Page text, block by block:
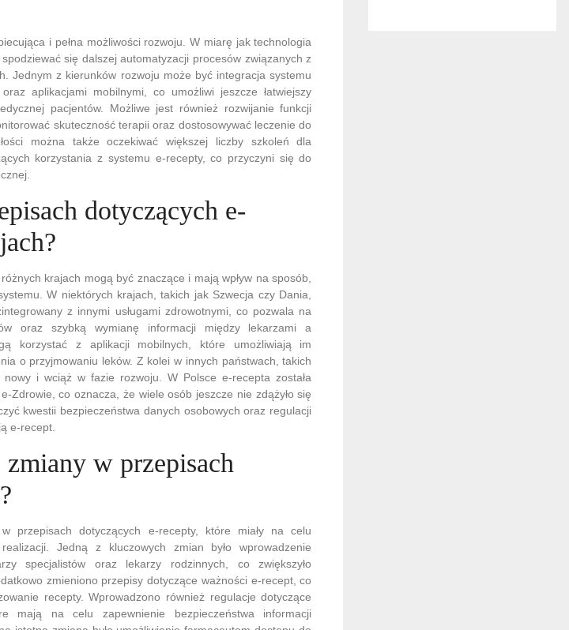
i pełna możliwości rozwoju. W miarę jak technologia
się dalszej automatyzacji procesów związanych z
Jednym z kierunków rozwoju może być integracja systemu
aplikacjami mobilnymi, co umożliwi jeszcze łatwiejszy
pacjentów. Możliwe jest również rozwijanie funkcji
skuteczność terapii oraz dostosowywać leczenie do
można także oczekiwać większej liczby szkoleń dla
korzystania z systemu e-recepty, co przyczyni się do
dotyczących e-
krajach mogą być znaczące i mają wpływ na sposób,
W niektórych krajach, takich jak Szwecja czy Dania,
z innymi usługami zdrowotnymi, co pozwala na
oraz szybką wymianę informacji między lekarzami a
korzystać z aplikacji mobilnych, które umożliwiają im
o przyjmowaniu leków. Z kolei w innych państwach, takich
i wciąż w fazie rozwoju. W Polsce e-recepta została
Zdrowie, co oznacza, że wiele osób jeszcze nie zdążyło się
kwestii bezpieczeństwa danych osobowych oraz regulacji
e-recept.
w przepisach
przepisach dotyczących e-recepty, które miały na celu
Jedną z kluczowych zmian było wprowadzenie
specjalistów oraz lekarzy rodzinnych, co zwiększyło
zmieniono przepisy dotyczące ważności e-recept, co
recepty. Wprowadzono również regulacje dotyczące
mają na celu zapewnienie bezpieczeństwa informacji